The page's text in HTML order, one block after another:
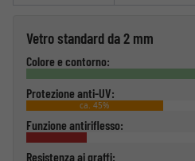
Vetro standard da 2 mm
Colore e contorno:
Protezione anti-UV:
ca. 45%
Funzione antiriflesso:
Resistenza ai graffi: